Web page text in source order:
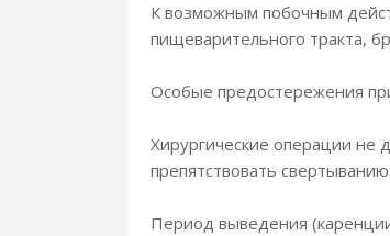
К возможным побочным
пищеварительного тракта,
Особые предостережения
Хирургические операции не
препятствовать
Период выведения